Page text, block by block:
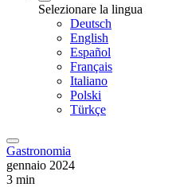
Selezionare la lingua
Deutsch
English
Español
Français
Italiano
Polski
Türkçe
Gastronomia
gennaio 2024
3 min